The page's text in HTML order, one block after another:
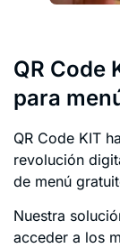
QR Code
para
QR Code KIT
revolución
de menú
Nuestra
acceder a los